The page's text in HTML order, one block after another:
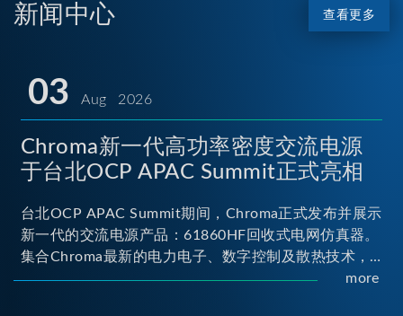
新闻中心 查看更多
03 Aug 2026
Chroma新一代高功率密度交流电源
于台北OCP APAC Summit正式亮相
台北OCP APAC Summit期间，Chroma正式发布并展示
新一代的交流电源产品：61860HF回收式电网仿真器。
集合Chroma最新的电力电子、数字控制及散热技术，
实现5U高度具备最大60kVA功率输出能力，为业界指针
more